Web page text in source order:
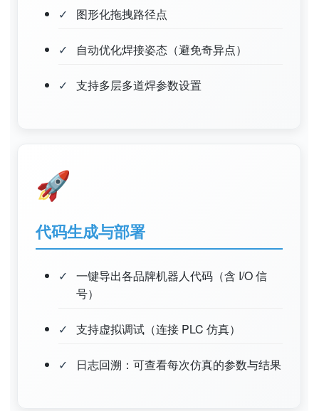
图形化拖拽路径点
自动优化焊接姿态（避免奇异点）
支持多层多道焊参数设置
🚀
代码生成与部署
一键导出各品牌机器人代码（含 I/O 信
号）
支持虚拟调试（连接 PLC 仿真）
日志回溯：可查看每次仿真的参数与结果